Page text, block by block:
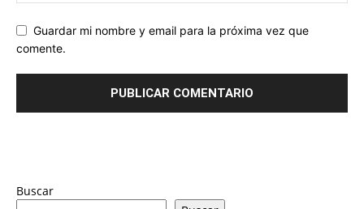
Guardar mi nombre y email para la próxima vez que
comente.
Buscar